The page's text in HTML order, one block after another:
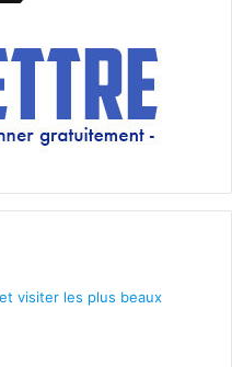
visiter les plus beaux